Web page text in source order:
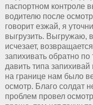
паспортном контроле
водителю после
говорит езжай, я
выгрузить. Выгружаю,
исчезает,
запихивать обратно
давить типа
на границе нам было
осмотр. Благо солдат
проблем провел